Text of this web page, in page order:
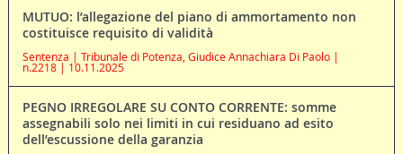
MUTUO: l’allegazione del piano di ammortamento non
costituisce requisito di validità
Sentenza | Tribunale di Potenza, Giudice Annachiara Di Paolo |
n.2218 | 10.11.2025
PEGNO IRREGOLARE SU CONTO CORRENTE: somme
assegnabili solo nei limiti in cui residuano ad esito
dell’escussione della garanzia